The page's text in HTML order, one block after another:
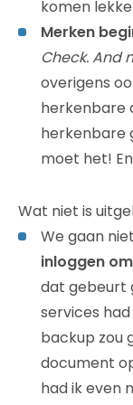
komen
Merken
Check. And
overigens
herkenbare
herkenbare
moet het!
Wat niet is
We gaan niet
inloggen
dat gebeurt
services
backup zou
document
had ik even